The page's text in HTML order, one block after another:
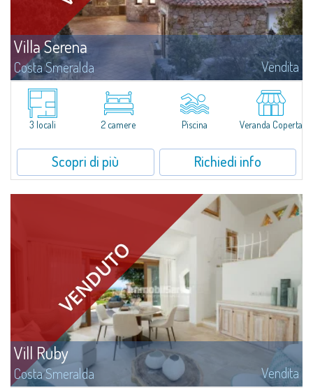
Villa Serena
Costa Smeralda Vendita
​In località Alto Pevero, nel cuore pulsante della Costa Smeralda a due passi
dal Pevero Golf e dalle spiagge più affascinanti di questo tratto di costa,
Villa Serena è una magnifica villa unifamiliare in vendita...
3 locali
2 camere Piscina Veranda Coperta
Scopri di più Richiedi info
Vill Ruby
Costa Smeralda Vendita